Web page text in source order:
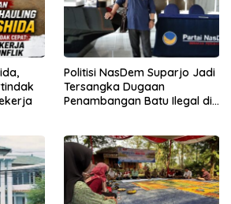
Politisi NasDem Suparjo Jadi
Tersangka Dugaan
Penambangan Batu Ilegal di